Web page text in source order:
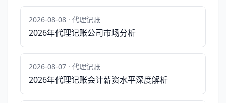
2026-08-08 · 代理记账
2026年代理记账公司市场分析
2026-08-07 · 代理记账
2026年代理记账会计薪资水平深度解析